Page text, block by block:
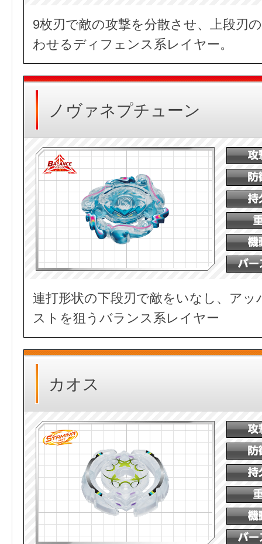
9枚刃で敵の攻撃を分散させ、上段刃
わせるディフェンス系レイヤー。
ノヴァネプチューン
連打形状の下段刃で敵をいなし、アッ
ストを狙うバランス系レイヤー
カオス